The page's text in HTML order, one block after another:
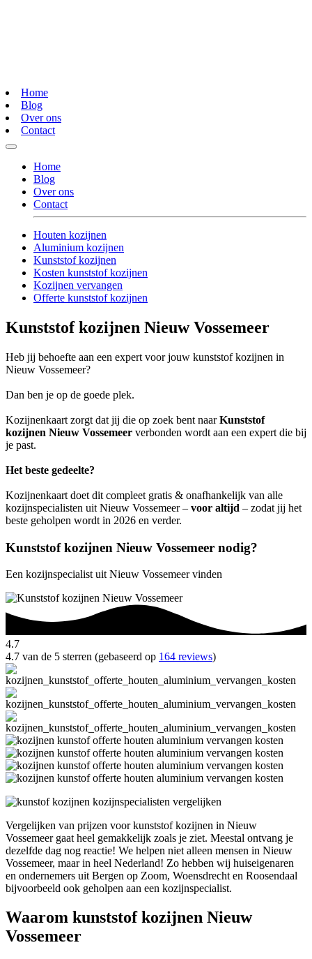
Home
Blog
Over ons
Contact
Home
Blog
Over ons
Contact
Houten kozijnen
Aluminium kozijnen
Kunststof kozijnen
Kosten kunststof kozijnen
Kozijnen vervangen
Offerte kunststof kozijnen
Kunststof kozijnen Nieuw Vossemeer
Heb jij behoefte aan een expert voor jouw kunststof kozijnen in
Nieuw Vossemeer?
Dan ben je op de goede plek.
Kozijnenkaart zorgt dat jij die op zoek bent naarKunststof
kozijnen Nieuw Vossemeer verbonden wordt aan een expert die bij
je past.
Het beste gedeelte?
Kozijnenkaart doet dit compleet gratis & onafhankelijk van alle
kozijnspecialisten uit Nieuw Vossemeer – voor altijd – zodat jij het
beste geholpen wordt in 2026 en verder.
Kunststof kozijnen Nieuw Vossemeer nodig?
Een kozijnspecialist uit Nieuw Vossemeer vinden
4.7
4.7 van de 5 sterren (gebaseerd op 164 reviews)
Vergelijken van prijzen voor kunststof kozijnen in Nieuw
Vossemeer gaat heel gemakkelijk zoals je ziet. Meestal ontvang je
dezelfde dag nog reactie! We helpen niet alleen mensen in Nieuw
Vossemeer, maar in heel Nederland! Zo hebben wij huiseigenaren
en ondernemers uit Bergen op Zoom, Woensdrecht en Roosendaal
bijvoorbeeld ook geholpen aan een kozijnspecialist.
Waarom kunststof kozijnen Nieuw
Vossemeer